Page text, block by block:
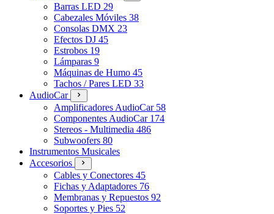
Barras LED 29
Cabezales Móviles 38
Consolas DMX 23
Efectos DJ 45
Estrobos 19
Lámparas 9
Máquinas de Humo 45
Tachos / Pares LED 33
AudioCar
Amplificadores AudioCar 58
Componentes AudioCar 174
Stereos - Multimedia 486
Subwoofers 80
Instrumentos Musicales
Accesorios
Cables y Conectores 45
Fichas y Adaptadores 76
Membranas y Repuestos 92
Soportes y Pies 52